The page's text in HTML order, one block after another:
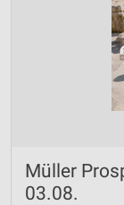
Müller
03.08.